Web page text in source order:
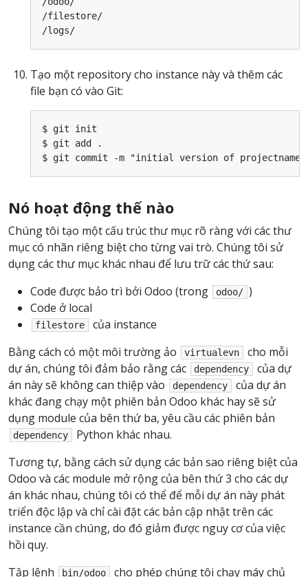
/filestore/
Tạo một repository cho instance này và thêm các
file bạn có vào Git:
$ git init
$ git add .
Nó hoạt động thế nào
Chúng tôi tạo một cấu trúc thư mục rõ ràng với các thư
mục có nhãn riêng biệt cho từng vai trò. Chúng tôi sử
dụng các thư mục khác nhau để lưu trữ các thứ sau:
Code được bảo trì bởi Odoo (trong
odoo/ )
Code ở local
filestore
của instance
Bằng cách có một môi trường ảo
virtualevn
cho mỗi
dự án, chúng tôi đảm bảo rằng các
dependency
của dự
án này sẽ không can thiệp vào
dependency
của dự án
khác đang chạy một phiên bản Odoo khác hay sẽ sử
dụng module của bên thứ ba, yêu cầu các phiên bản
dependency
Python khác nhau.
Tương tự, bằng cách sử dụng các bản sao riêng biệt của
Odoo và các module mở rộng của bên thứ 3 cho các dự
án khác nhau, chúng tôi có thể để mỗi dự án này phát
triển độc lập và chỉ cài đặt các bản cập nhật trên các
instance cần chúng, do đó giảm được nguy cơ của việc
hồi quy.
Tập lệnh
bin/odoo cho phép chúng tôi chạy máy chủ